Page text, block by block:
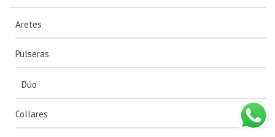
Aretes
Pulseras
Dúo
Collares